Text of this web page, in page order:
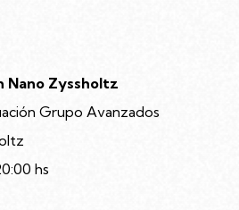
Nano Zyssholtz
Grupo Avanzados
hs